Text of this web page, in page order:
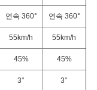
연속 360°
연속 360°
55km/h
55km/h
45%
45%
3°
3°